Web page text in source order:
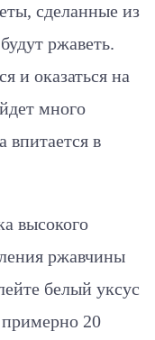
сделанные из
ржаветь.
и оказаться на
много
впитается в
высокого
ржавчины
белый уксус
20